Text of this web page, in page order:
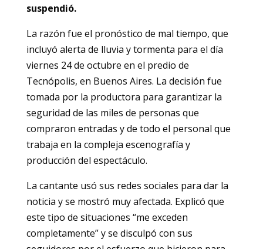
suspendió.
La razón fue el pronóstico de mal tiempo, que
incluyó alerta de lluvia y tormenta para el día
viernes 24 de octubre en el predio de
Tecnópolis, en Buenos Aires. La decisión fue
tomada por la productora para garantizar la
seguridad de las miles de personas que
compraron entradas y de todo el personal que
trabaja en la compleja escenografía y
producción del espectáculo.
La cantante usó sus redes sociales para dar la
noticia y se mostró muy afectada. Explicó que
este tipo de situaciones “me exceden
completamente” y se disculpó con sus